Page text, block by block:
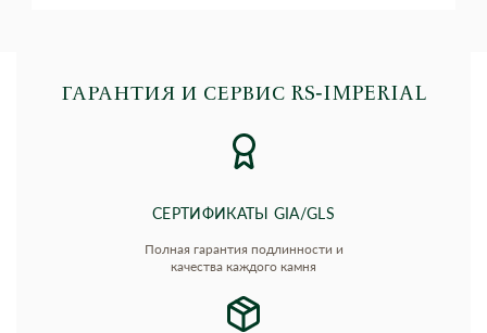
ГАРАНТИЯ И СЕРВИС RS‑IMPERIAL
СЕРТИФИКАТЫ GIA/GLS
Полная гарантия подлинности и
качества каждого камня